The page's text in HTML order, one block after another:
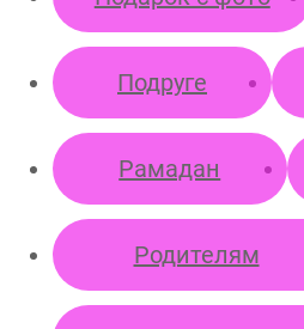
Подруге
Рамадан
Родителям